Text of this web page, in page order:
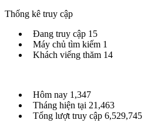
Thống kê truy cập
Đang truy cập 15
Máy chủ tìm kiếm 1
Khách viếng thăm 14
Hôm nay 1,347
Tháng hiện tại 21,463
Tổng lượt truy cập 6,529,745